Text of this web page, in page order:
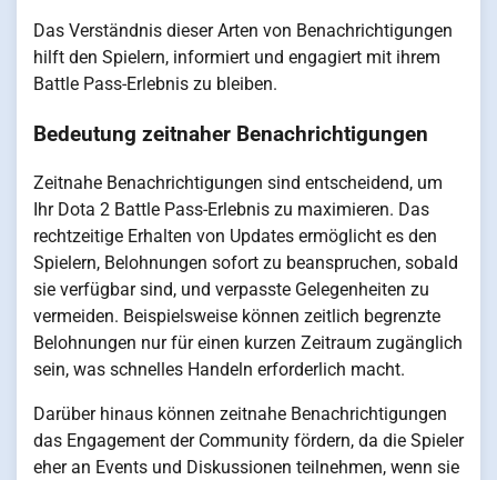
Das Verständnis dieser Arten von Benachrichtigungen
hilft den Spielern, informiert und engagiert mit ihrem
Battle Pass-Erlebnis zu bleiben.
Bedeutung zeitnaher Benachrichtigungen
Zeitnahe Benachrichtigungen sind entscheidend, um
Ihr Dota 2 Battle Pass-Erlebnis zu maximieren. Das
rechtzeitige Erhalten von Updates ermöglicht es den
Spielern, Belohnungen sofort zu beanspruchen, sobald
sie verfügbar sind, und verpasste Gelegenheiten zu
vermeiden. Beispielsweise können zeitlich begrenzte
Belohnungen nur für einen kurzen Zeitraum zugänglich
sein, was schnelles Handeln erforderlich macht.
Darüber hinaus können zeitnahe Benachrichtigungen
das Engagement der Community fördern, da die Spieler
eher an Events und Diskussionen teilnehmen, wenn sie